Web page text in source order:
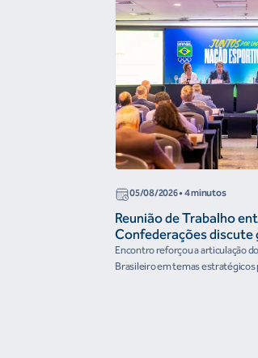
05/08/2026• 4 minutos
Reunião de Trabalho
Confederações discute
the Future e presença
organismos
Encontro reforçou a articulação
Brasileiro em temas estratégicos